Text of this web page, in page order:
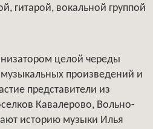
гитарой, вокальной группой
целой череды
произведений и
представители из
Кавалерово, Вольно-
историю музыки Илья